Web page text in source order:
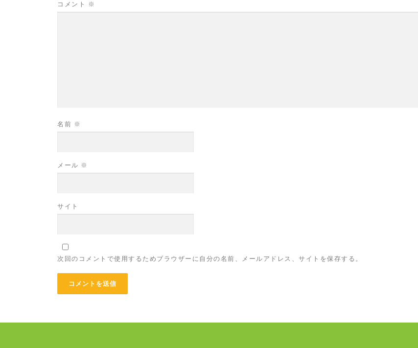
コメント ※
名前 ※
メール ※
サイト
次回のコメントで使用するためブラウザーに自分の名前、メールアドレス、サイトを保存する。